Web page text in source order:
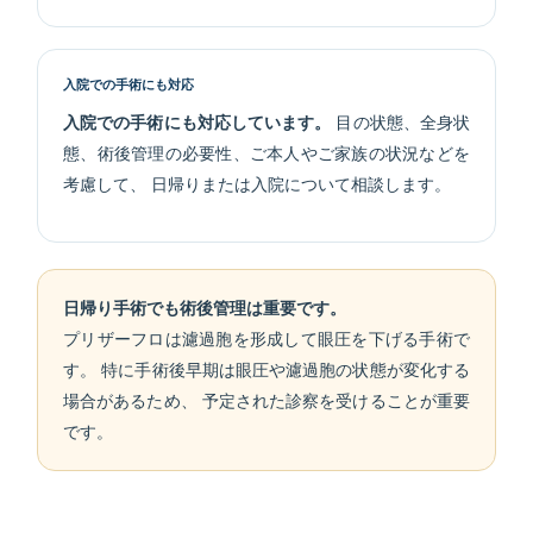
入院での手術にも対応
入院での手術にも対応しています。
目の状態、全身状
態、術後管理の必要性、ご本人やご家族の状況などを
考慮して、 日帰りまたは入院について相談します。
日帰り手術でも術後管理は重要です。
プリザーフロは濾過胞を形成して眼圧を下げる手術で
す。 特に手術後早期は眼圧や濾過胞の状態が変化する
場合があるため、 予定された診察を受けることが重要
です。